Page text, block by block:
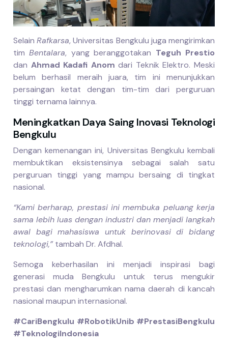
SelainRafkarsa, Universitas Bengkulu juga mengirimkan
timBentalara, yang beranggotakan Teguh Prestio
dan Ahmad Kadafi Anom dari Teknik Elektro. Meski
belum berhasil meraih juara, tim ini menunjukkan
persaingan ketat dengan tim-tim dari perguruan
tinggi ternama lainnya.
Meningkatkan Daya Saing Inovasi Teknologi
Bengkulu
Dengan kemenangan ini, Universitas Bengkulu kembali
membuktikan eksistensinya sebagai salah satu
perguruan tinggi yang mampu bersaing di tingkat
nasional.
“Kami berharap, prestasi ini membuka peluang kerja
sama lebih luas dengan industri dan menjadi langkah
awal bagi mahasiswa untuk berinovasi di bidang
teknologi,”tambah Dr. Afdhal.
Semoga keberhasilan ini menjadi inspirasi bagi
generasi muda Bengkulu untuk terus mengukir
prestasi dan mengharumkan nama daerah di kancah
nasional maupun internasional.
#CariBengkulu #RobotikUnib #PrestasiBengkulu
#TeknologiIndonesia